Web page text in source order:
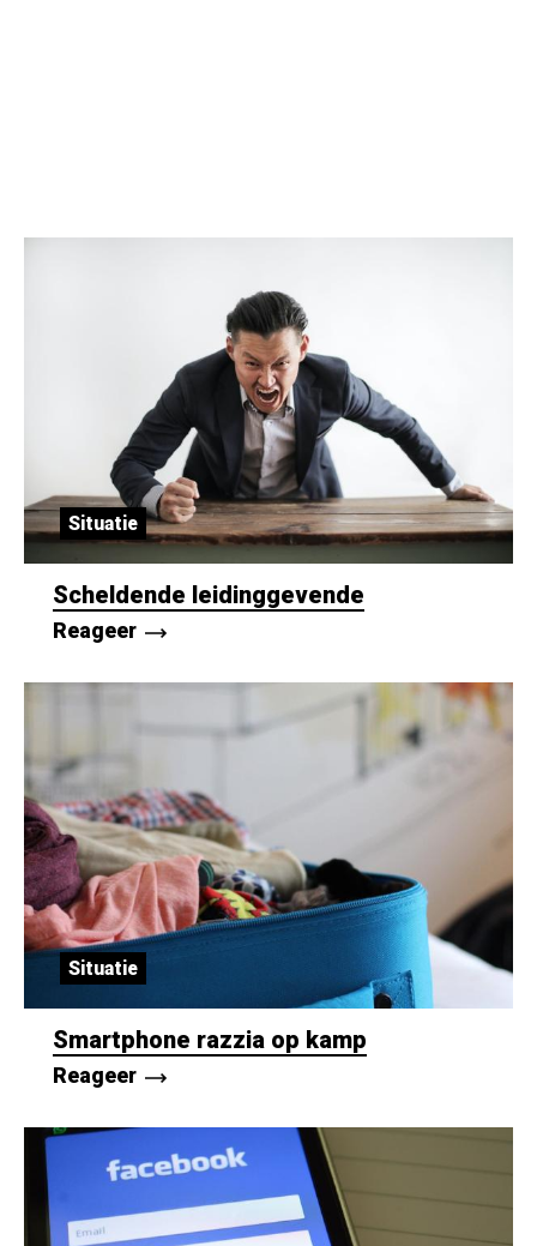
Situatie
Scheldende leidinggevende
Reageer
Situatie
Smartphone razzia op kamp
Reageer